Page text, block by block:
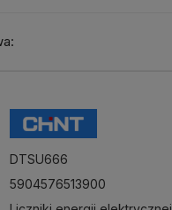
DTSU666
5904576513900